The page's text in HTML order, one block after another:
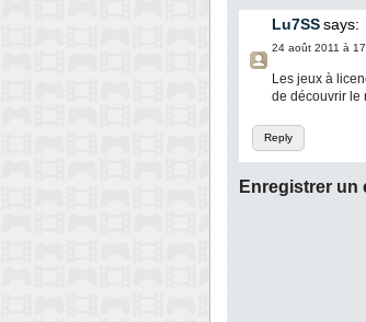
Lu7SSsays:
24 août 2011 à
Reply
Les jeux à
de découvrir le
Enregistrer un